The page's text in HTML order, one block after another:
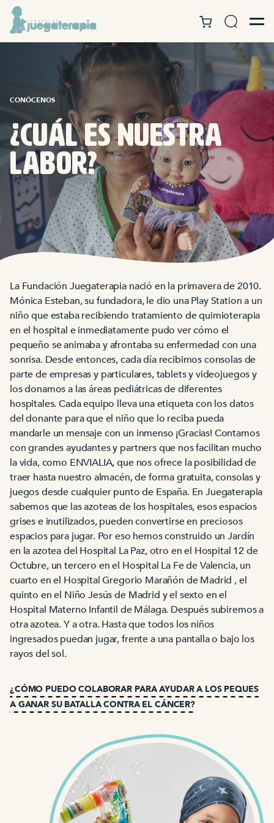
CONÓCENOS
¿Cuál es nuestra
labor?
La Fundación Juegaterapia nació en la primavera de 2010.
Mónica Esteban, su fundadora, le dio una Play Station a un
niño que estaba recibiendo tratamiento de quimioterapia
en el hospital e inmediatamente pudo ver cómo el
pequeño se animaba y afrontaba su enfermedad con una
sonrisa. Desde entonces, cada día recibimos consolas de
parte de empresas y particulares, tablets y videojuegos y
los donamos a las áreas pediátricas de diferentes
hospitales. Cada equipo lleva una etiqueta con los datos
del donante para que el niño que lo reciba pueda
mandarle un mensaje con un inmenso ¡Gracias! Contamos
con grandes ayudantes y partners que nos facilitan mucho
la vida, como ENVIALIA, que nos ofrece la posibilidad de
traer hasta nuestro almacén, de forma gratuita, consolas y
juegos desde cualquier punto de España. En Juegaterapia
sabemos que las azoteas de los hospitales, esos espacios
grises e inutilizados, pueden convertirse en preciosos
espacios para jugar. Por eso hemos construido un Jardín
en la azotea del Hospital La Paz, otro en el Hospital 12 de
Octubre, un tercero en el Hospital La Fe de Valencia, un
cuarto en el Hospital Gregorio Marañón de Madrid , el
quinto en el Niño Jesús de Madrid y el sexto en el
Hospital Materno Infantil de Málaga. Después subiremos a
otra azotea. Y a otra. Hasta que todos los niños
ingresados puedan jugar, frente a una pantalla o bajo los
rayos del sol.
¿CÓMO PUEDO COLABORAR PARA AYUDAR A LOS PEQUES
A GANAR SU BATALLA CONTRA EL CÁNCER?